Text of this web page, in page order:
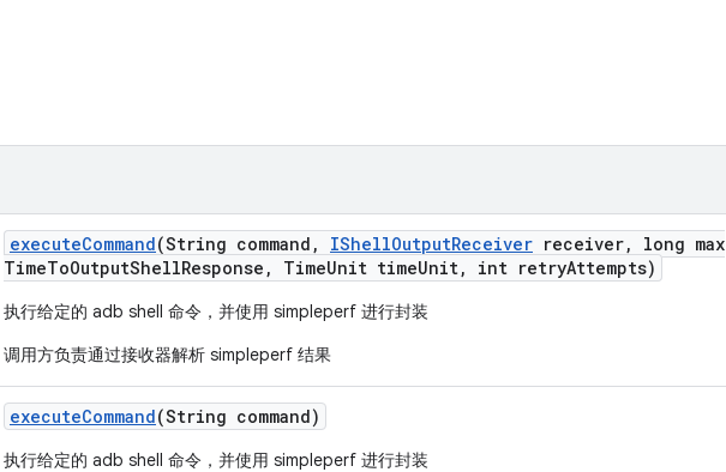
executeCommand(String command , IShellOutputReceiver receiver,
long max
TimeToOutputShellResponse , TimeUnit timeUnit, int retryAttempts)
执行给定的 adb shell 命令，并使用 simpleperf 进行封装
调用方负责通过接收器解析 simpleperf 结果
executeCommand(String command)
执行给定的 adb shell 命令，并使用 simpleperf 进行封装